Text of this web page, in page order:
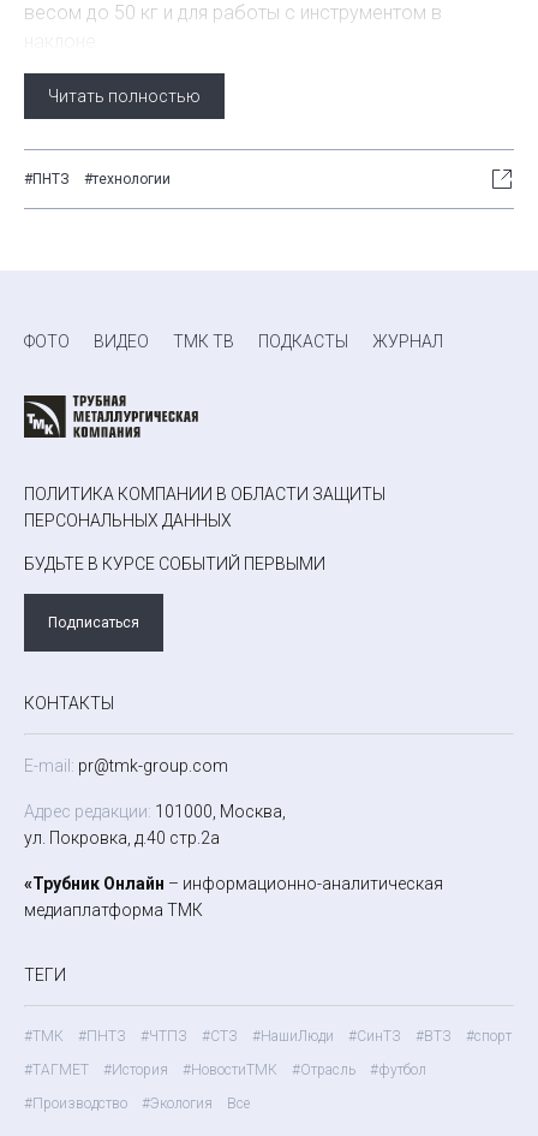
весом до 50 кг и для работы с инструментом в
Читать полностью
#ПНТЗ #технологии
ФОТО ВИДЕО ТМК ТВ ПОДКАСТЫ ЖУРНАЛ
ПОЛИТИКА КОМПАНИИ В ОБЛАСТИ ЗАЩИТЫ
ПЕРСОНАЛЬНЫХ ДАННЫХ
БУДЬТЕ В КУРСЕ СОБЫТИЙ ПЕРВЫМИ
Подписаться
КОНТАКТЫ
E-mail: pr@tmk-group.com
Адрес редакции: 101000, Москва,
ул. Покровка, д.40 стр.2а
«Трубник Онлайн – информационно-аналитическая
медиаплатформа ТМК
ТЕГИ
#ТМК #ПНТЗ #ЧТПЗ #СТЗ #НашиЛюди #СинТЗ #ВТЗ
#спорт
#ТАГМЕТ
#История #НовостиТМК #Отрасль
#футбол
#Производство
#Экология Все